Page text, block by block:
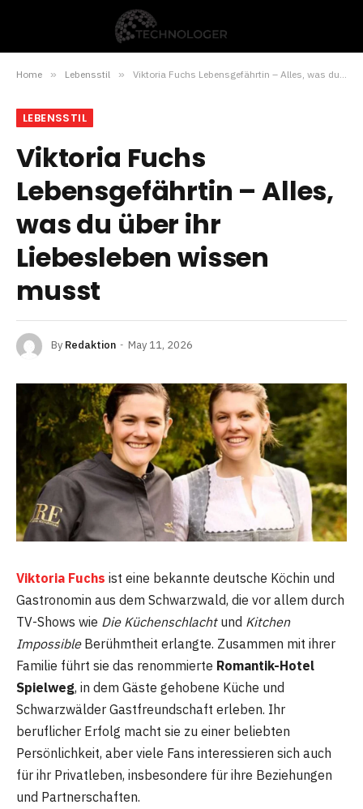
Home » Lebensstil » Viktoria Fuchs Lebensgefährtin – Alles, was du über ihr Liebesleben wissen musst
LEBENSSTIL
Viktoria Fuchs
Lebensgefährtin – Alles,
was du über ihr
Liebesleben wissen
musst
By Redaktion May 11, 2026
Viktoria Fuchs ist eine bekannte deutsche Köchin und
Gastronomin aus dem Schwarzwald, die vor allem durch
TV-Shows wie Die Küchenschlachtund Kitchen
ImpossibleBerühmtheit erlangte. Zusammen mit ihrer
Familie führt sie das renommierte Romantik-Hotel
Spielweg, in dem Gäste gehobene Küche und
Schwarzwälder Gastfreundschaft erleben. Ihr
beruflicher Erfolg macht sie zu einer beliebten
Persönlichkeit, aber viele Fans interessieren sich auch
für ihr Privatleben, insbesondere für ihre Beziehungen
und Partnerschaften.